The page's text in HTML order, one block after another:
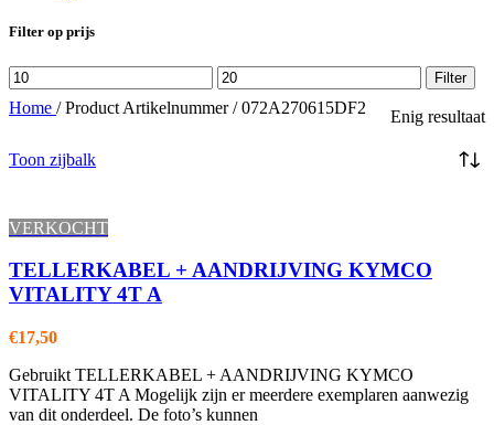
Filter op prijs
Min.
prijs
Max.
prijs
Filter
Home / Product Artikelnummer/ 072A270615DF2 Enig resultaat
Toon zijbalk
VERKOCHT
TELLERKABEL + AANDRIJVING KYMCO
VITALITY 4T A
€17,50
Gebruikt TELLERKABEL + AANDRIJVING KYMCO
VITALITY 4T A Mogelijk zijn er meerdere exemplaren aanwezig
van dit onderdeel. De foto’s kunnen